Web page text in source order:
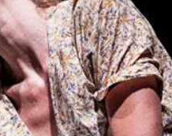
Theater Soundtrack